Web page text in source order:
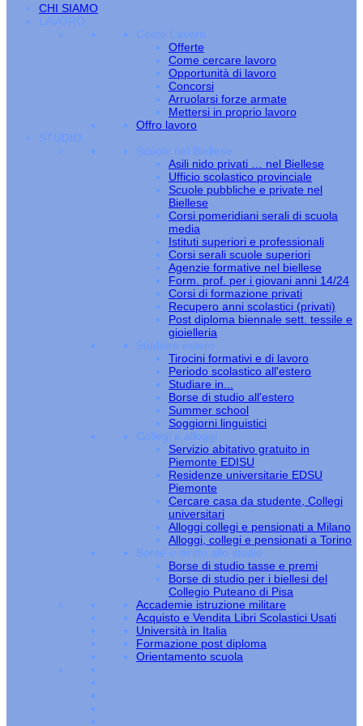
CHI SIAMO
LAVORO
Cerco Lavoro
Offerte
Come cercare lavoro
Opportunità di lavoro
Concorsi
Arruolarsi forze armate
Mettersi in proprio lavoro
Offro lavoro
STUDIO
Scuole nel Biellese
Asili nido privati … nel Biellese
Ufficio scolastico provinciale
Scuole pubbliche e private nel
Biellese
Corsi pomeridiani serali di scuola
media
Istituti superiori e professionali
Corsi serali scuole superiori
Agenzie formative nel biellese
Form. prof. per i giovani anni 14/24
Corsi di formazione privati
Recupero anni scolastici (privati)
Post diploma biennale sett. tessile e
gioielleria
Studiare estero
Tirocini formativi e di lavoro
Periodo scolastico all'estero
Studiare in...
Borse di studio all'estero
Summer school
Soggiorni linguistici
Collegi e alloggi
Servizio abitativo gratuito in
Piemonte EDISU
Residenze universitarie EDSU
Piemonte
Cercare casa da studente, Collegi
universitari
Alloggi collegi e pensionati a Milano
Alloggi, collegi e pensionati a Torino
Borse e diritto allo studio
Borse di studio tasse e premi
Borse di studio per i biellesi del
Collegio Puteano di Pisa
Accademie istruzione militare
Acquisto e Vendita Libri Scolastici Usati
Università in Italia
Formazione post diploma
Orientamento scuola